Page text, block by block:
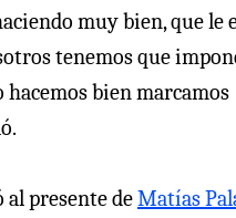
muy bien, que le
tenemos que
hacemos bien marcamos
presente deMatías